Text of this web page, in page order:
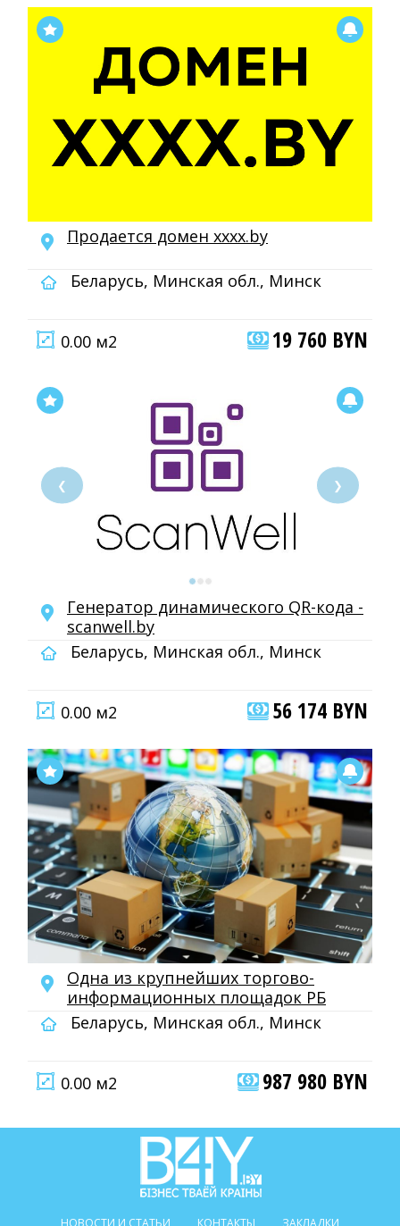
Продается домен xxxx.by
Беларусь, Минская обл., Минск
0.00 м2 19 760 BYN
❮ ❯
Генератор динамического QR-кода -
scanwell.by
Беларусь, Минская обл., Минск
0.00 м2 56 174 BYN
Одна из крупнейших торгово-
информационных площадок РБ
Беларусь, Минская обл., Минск
0.00 м2 987 980 BYN
НОВОСТИ И СТАТЬИ КОНТАКТЫ ЗАКЛАДКИ